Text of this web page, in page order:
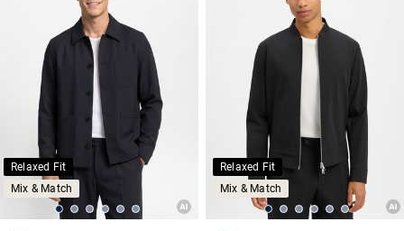
Relaxed Fit
Mix & Match
Relaxed Fit
Mix & Match